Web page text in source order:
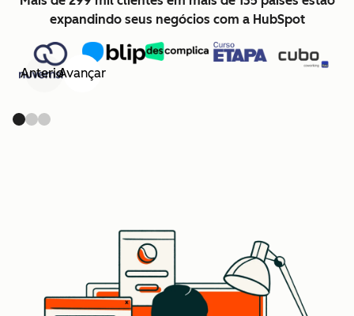
expandindo seus negócios com a HubSpot
AnteriorAvançar